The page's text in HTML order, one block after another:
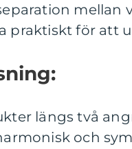
mellan
praktiskt för att
längs två
och